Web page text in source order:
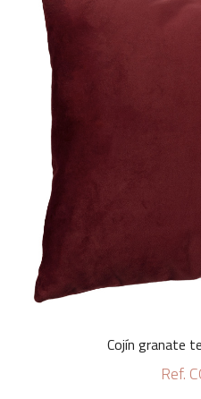
Cojín granate
Ref.